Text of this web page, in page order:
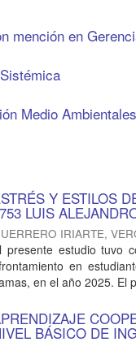
mención en
Medio Ambientales
Y ESTILOS
LUIS
IRIARTE,
presente estudio tuvo
en
en el año 2025. El
BÁSICO DE